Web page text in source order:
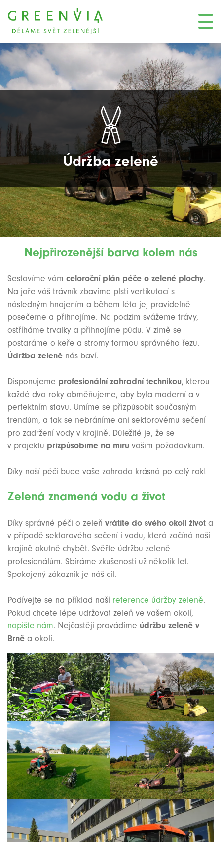
Údržba zeleně
Nejpřirozenější barva kolem nás
Sestavíme vám celoroční plán péče o zelené plochy.
Na jaře váš trávník zbavíme plsti vertikutací s
následným hnojením a během léta jej pravidelně
posečeme a přihnojíme. Na podzim svážeme trávy,
ostříháme trvalky a přihnojíme půdu. V zimě se
postaráme o keře a stromy formou správného řezu.
Údržba zeleně nás baví.
Disponujeme profesionální zahradní technikou, kterou
každé dva roky obměňujeme, aby byla moderní a v
perfektním stavu. Umíme se přizpůsobit současným
trendům, a tak se nebráníme ani sektorovému sečení
pro zadržení vody v krajině. Důležité je, že se
v projektu přizpůsobíme na míru vašim požadavkům.
Díky naší péči bude vaše zahrada krásná po celý rok!
Zelená znamená vodu a život
Díky správné péči o zeleň vrátíte do svého okolí život a
v případě sektorového sečení i vodu, která začíná naší
krajině akutně chybět. Svěřte údržbu zeleně
profesionálům. Sbíráme zkušenosti už několik let.
Spokojený zákazník je náš cíl.
Podívejte se na příklad naší reference údržby zeleně.
Pokud chcete lépe udržovat zeleň ve vašem okolí,
napište nám. Nejčastěji provádíme údržbu zeleně v
Brně a okolí.